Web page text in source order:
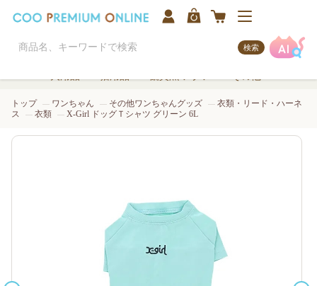
検索
トップ ワンちゃん その他ワンちゃんグッズ
衣類・リード・ハーネ
ス
衣類 X-Girl ドッグＴシャツ グリーン 6L